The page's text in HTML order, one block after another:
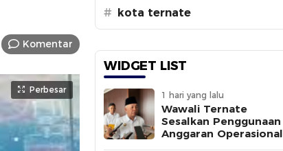
Komentar
Perbesar
# kota ternate
WIDGET LIST
1 hari yang lalu
Wawali Ternate
Sesalkan Penggunaan
Anggaran Operasional